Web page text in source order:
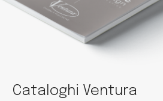
Cataloghi Ventura